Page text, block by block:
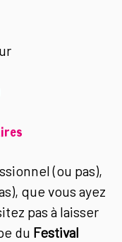
(ou pas),
que vous ayez
pas à laisser
du Festival